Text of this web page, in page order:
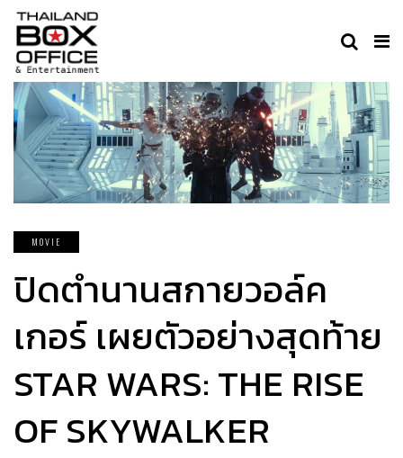
MOVIE
ปิดตำนานสกายวอล์ค
เกอร์ เผยตัวอย่างสุดท้าย
STAR WARS: THE RISE
OF SKYWALKER